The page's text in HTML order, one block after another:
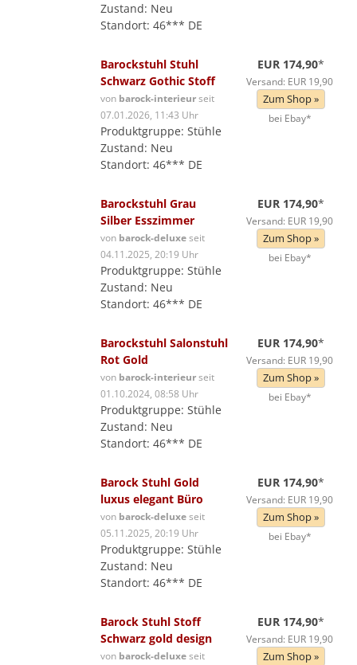
Zustand: Neu
Standort: 46*** DE
Barockstuhl Stuhl
Schwarz Gothic Stoff
von barock-interieurseit
07.01.2026, 11:43 Uhr
Produktgruppe: Stühle
Zustand: Neu
Standort: 46*** DE
EUR 174,90*
Versand: EUR 19,90
Zum Shop »
bei Ebay*
Barockstuhl Grau
Silber Esszimmer
von barock-deluxeseit
04.11.2025, 20:19 Uhr
Produktgruppe: Stühle
Zustand: Neu
Standort: 46*** DE
EUR 174,90*
Versand: EUR 19,90
Zum Shop »
bei Ebay*
Barockstuhl Salonstuhl
Rot Gold
von barock-interieurseit
01.10.2024, 08:58 Uhr
Produktgruppe: Stühle
Zustand: Neu
Standort: 46*** DE
EUR 174,90*
Versand: EUR 19,90
Zum Shop »
bei Ebay*
Barock Stuhl Gold
luxus elegant Büro
von barock-deluxeseit
05.11.2025, 20:19 Uhr
Produktgruppe: Stühle
Zustand: Neu
Standort: 46*** DE
EUR 174,90*
Versand: EUR 19,90
Zum Shop »
bei Ebay*
Barock Stuhl Stoff
Schwarz gold design
von barock-deluxeseit
EUR 174,90*
Versand: EUR 19,90
Zum Shop »